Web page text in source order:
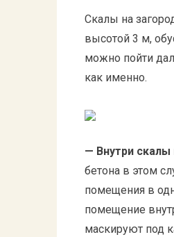
Скалы на
высотой 3 м,
можно пойти
как именно.
— Внутри скалы
бетона в этом
помещения в
помещение
маскируют под